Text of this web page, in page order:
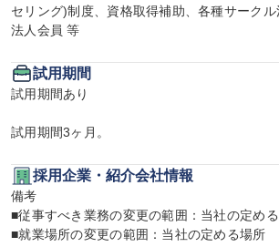
セリング)制度、資格取得補助、各種サーク
法人会員 等
試用期間
試用期間あり
試用期間3ヶ月。
採用企業・紹介会社情報
備考
■従事すべき業務の変更の範囲：当社の定め
■就業場所の変更の範囲：当社の定める場所